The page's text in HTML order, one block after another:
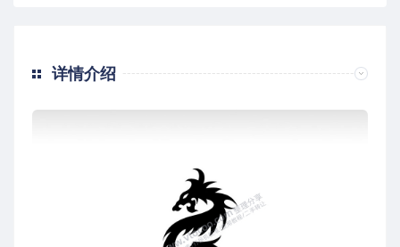
详情介绍